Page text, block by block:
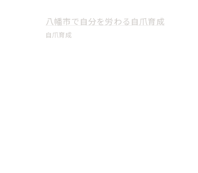
八幡市で自分を労わる自爪育成
自爪育成